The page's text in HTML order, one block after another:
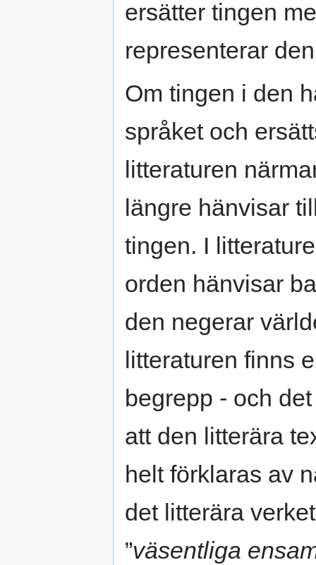
ersätter tingen
representerar
Om tingen i den
språket och
litteraturen
längre hänvisar
tingen. I
orden hänvisar
den negerar
litteraturen finns
begrepp - och
att den litterära
helt förklaras av
det litterära
”väsentliga